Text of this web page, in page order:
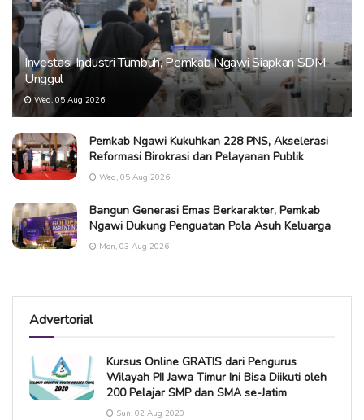
Investasi Industri Tumbuh, Pemkab Ngawi Siapkan SDM
Unggul
Wed, 05 Aug 2026
Pemkab Ngawi Kukuhkan 228 PNS, Akselerasi
Reformasi Birokrasi dan Pelayanan Publik
Wed, 05 Aug 2026
Bangun Generasi Emas Berkarakter, Pemkab
Ngawi Dukung Penguatan Pola Asuh Keluarga
Mon, 03 Aug 2026
Advertorial
Kursus Online GRATIS dari Pengurus
Wilayah PII Jawa Timur Ini Bisa Diikuti oleh
200 Pelajar SMP dan SMA se-Jatim
Sun, 02 Aug 2020